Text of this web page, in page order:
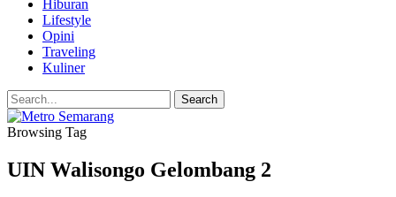
Hiburan
Lifestyle
Opini
Traveling
Kuliner
Browsing Tag
UIN Walisongo Gelombang 2